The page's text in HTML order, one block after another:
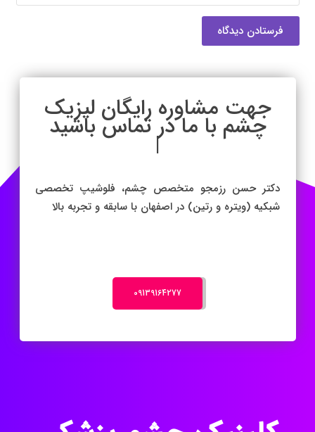
فرستادن دیدگاه
جهت مشاوره رایگان لیزیک
چشم با ما در تماس باش
|
دکتر حسن رزمجو متخصص چشم، فلوشیپ تخصصی
شبکیه (ویتره و رتین) در اصفهان با سابقه و تجربه بالا
‎09139164277